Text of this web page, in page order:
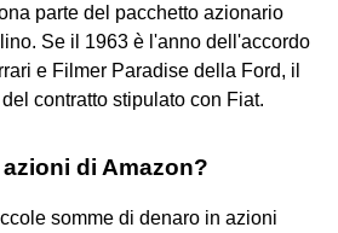
parte del pacchetto azionario
Se il 1963 è l'anno dell'accordo
e Filmer Paradise della Ford, il
contratto stipulato con Fiat.
di Amazon?
somme di denaro in azioni